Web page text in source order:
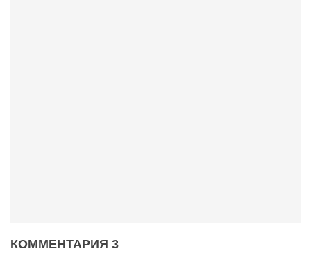
КОММЕНТАРИЯ 3